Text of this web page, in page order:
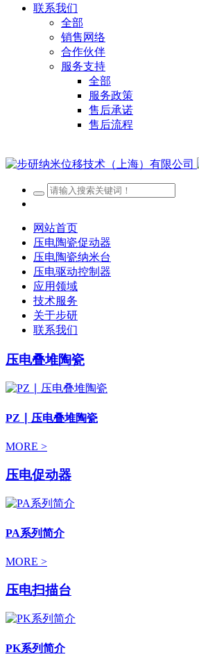
联系我们
全部
销售网络
合作伙伴
服务支持
全部
服务政策
售后承诺
售后流程
网站首页
压电陶瓷促动器
压电陶瓷纳米台
压电驱动控制器
应用领域
技术服务
关于步研
联系我们
压电叠堆陶瓷
PZ ∣ 压电叠堆陶瓷
MORE >
压电促动器
PA系列简介
MORE >
压电扫描台
PK系列简介